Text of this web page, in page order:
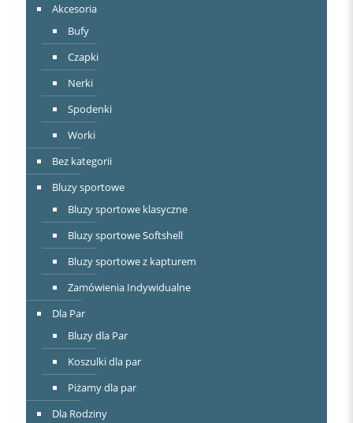
Akcesoria
Bufy
Czapki
Nerki
Spodenki
Worki
Bez kategorii
Bluzy sportowe
Bluzy sportowe klasyczne
Bluzy sportowe Softshell
Bluzy sportowe z kapturem
Zamówienia Indywidualne
Dla Par
Bluzy dla Par
Koszulki dla par
Piżamy dla par
Dla Rodziny